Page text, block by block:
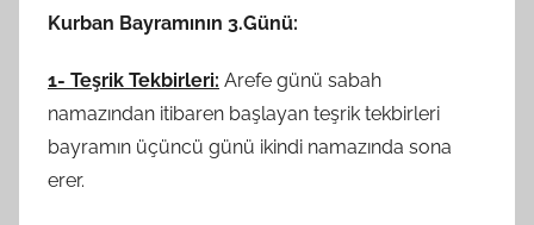
Kurban Bayramının 3.Günü:
1- Teşrik Tekbirleri: Arefe günü sabah
namazından itibaren başlayan teşrik tekbirleri
bayramın üçüncü günü ikindi namazında sona
erer.